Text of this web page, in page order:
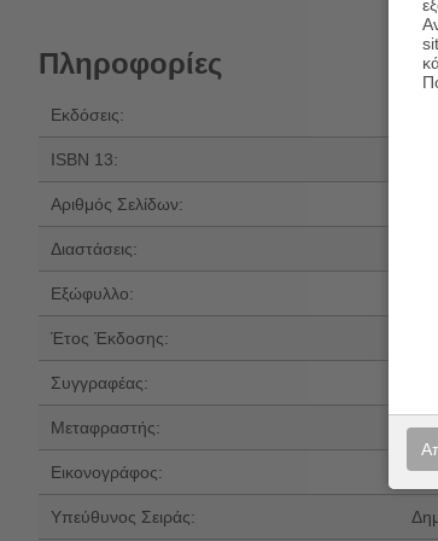
Πληροφορίες
Εκδόσεις:
ISBN 13:
Αριθμός Σελίδων:
Διαστάσεις:
Εξώφυλλο:
Έτος Έκδοσης:
Συγγραφέας:
Μεταφραστής:
Εικονογράφος:
Υπεύθυνος Σειράς: